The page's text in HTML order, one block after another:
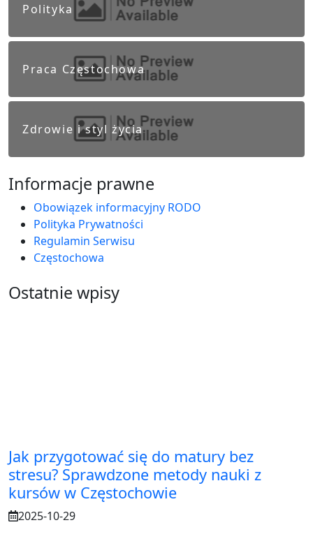
Polityka
Praca Częstochowa
Zdrowie i styl życia
Informacje prawne
Obowiązek informacyjny RODO
Polityka Prywatności
Regulamin Serwisu
Częstochowa
Ostatnie wpisy
Jak przygotować się do matury bez
stresu? Sprawdzone metody nauki z
kursów w Częstochowie
2025-10-29